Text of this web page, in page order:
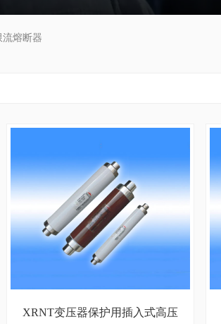
流熔断器
XRNT变压器保护用插入式高压